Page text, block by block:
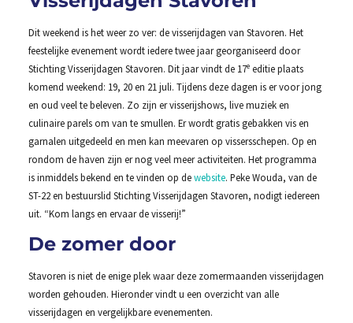
Dit weekend is het weer zo ver: de visserijdagen van Stavoren. Het
feestelijke evenement wordt iedere twee jaar georganiseerd door
Stichting Visserijdagen Stavoren. Dit jaar vindt de 17eeditie plaats
komend weekend: 19, 20 en 21 juli. Tijdens deze dagen is er voor jong
en oud veel te beleven. Zo zijn er visserijshows, live muziek en
culinaire parels om van te smullen. Er wordt gratis gebakken vis en
garnalen uitgedeeld en men kan meevaren op vissersschepen. Op en
rondom de haven zijn er nog veel meer activiteiten. Het programma
is inmiddels bekend en te vinden op dewebsite. Peke Wouda, van de
ST-22 en bestuurslid Stichting Visserijdagen Stavoren, nodigt iedereen
uit. “Kom langs en ervaar de visserij!”
De zomer door
Stavoren is niet de enige plek waar deze zomermaanden visserijdagen
worden gehouden. Hieronder vindt u een overzicht van alle
visserijdagen en vergelijkbare evenementen.